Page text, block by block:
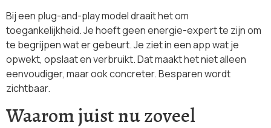
Bij een plug-and-play model draait het om
toegankelijkheid. Je hoeft geen energie-expert te zijn om
te begrijpen wat er gebeurt. Je ziet in een app wat je
opwekt, opslaat en verbruikt. Dat maakt het niet alleen
eenvoudiger, maar ook concreter. Besparen wordt
zichtbaar.
Waarom juist nu zoveel